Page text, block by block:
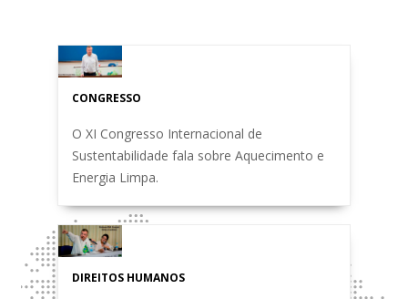
CONGRESSO
O XI Congresso Internacional de
Sustentabilidade fala sobre Aquecimento e
Energia Limpa.
DIREITOS HUMANOS